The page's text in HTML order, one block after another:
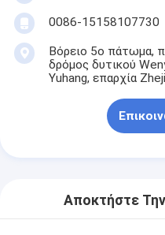
0086-15158107730
Βόρειο 5ο πάτωμα,
δρόμος δυτικού
Yuhang, επαρχία
Αποκτήστε